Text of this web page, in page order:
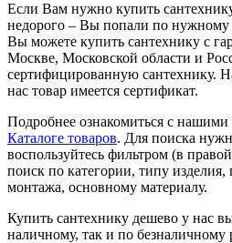
Если Вам нужно купить
недорого – Вы попали по нужному
Вы можете купить сантехнику с
Москве, Московской области и
сертифицированную сантехнику.
нас товар имеется сертификат.
Подробнее ознакомиться с
Каталоге товаров. Для поиска
воспользуйтесь фильтром (в
поиск по категории, типу
монтажа, основному материалу.
Купить сантехнику дешево у нас
наличному, так и по безналичному